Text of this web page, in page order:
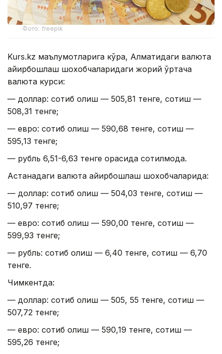
Фото: freepik
Kurs.kz маълумотларига кўра, Алматидаги валюта
айирбошлаш шохобчаларидаги жорий ўртача
валюта курси:
— доллар: сотиб олиш — 505,81 тенге, сотиш —
508,31 тенге;
— евро: сотиб олиш — 590,68 тенге, сотиш —
595,13 тенге;
— рубль 6,51-6,63 тенге орасида сотилмоқда.
Астанадаги валюта айирбошлаш шохобчаларида:
— доллар: сотиб олиш — 504,03 тенге, сотиш —
510,97 тенге;
— евро: сотиб олиш — 590,00 тенге, сотиш —
599,93 тенге;
— рубль: сотиб олиш — 6,40 тенге, сотиш — 6,70
тенге.
Чимкентда:
— доллар: сотиб олиш — 505, 55 тенге, сотиш —
507,72 тенге;
— евро: сотиб олиш — 590,19 тенге, сотиш —
595,26 тенге;